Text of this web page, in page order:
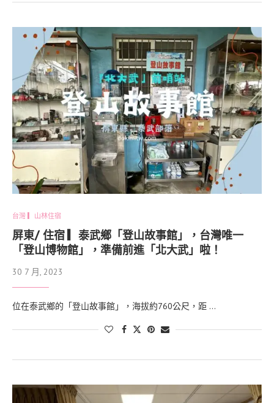
台灣 ▎山林住宿
屏東/ 住宿 ▎泰武鄉「登山故事館」，台灣唯一
「登山博物館」，準備前進「北大武」啦！
30 7 月, 2023
位在泰武鄉的「登山故事館」，海拔約760公尺，距 …